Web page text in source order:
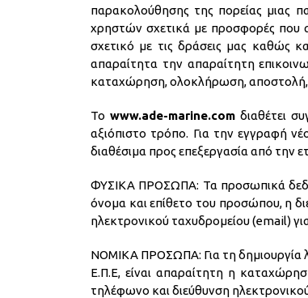
παρακολούθησης της πορείας μιας
χρηστών σχετικά με προσφορές που
σχετικό με τις δράσεις μας καθώς
απαραίτητα την απαραίτητη
καταχώρηση, ολοκλήρωση, αποστολή,
Το www.ade-marine.com διαθέτει
αξιόπιστο τρόπο. Για την εγγραφή
διαθέσιμα προς επεξεργασία από την
ΦΥΣΙΚΑ ΠΡΟΣΩΠΑ: Τα προσωπικά
όνομα και επίθετο του προσώπου, η
ηλεκτρονικού ταχυδρομείου (email)
ΝΟΜΙΚΑ ΠΡΟΣΩΠΑ: Για τη δημιουργία
Ε.Π.Ε, είναι απαραίτητη η
τηλέφωνο και διεύθυνση